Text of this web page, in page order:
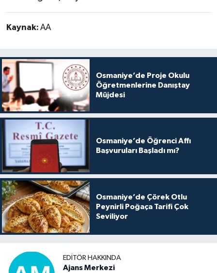
Kaynak: AA
Osmaniye’de Proje Okulu
Öğretmenlerine Danıştay
Müjdesi
Osmaniye’de Öğrenci Affı
Başvuruları Başladı mı?
Osmaniye’de Çörek Otlu
Peynirli Poğaça Tarifi Çok
Seviliyor
EDITÖR HAKKINDA
Ajans Merkezi